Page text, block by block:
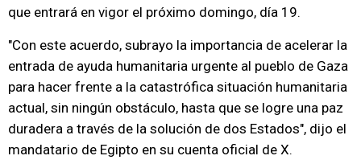
que entrará en vigor el próximo domingo, día 19.
"Con este acuerdo, subrayo la importancia de acelerar la
entrada de ayuda humanitaria urgente al pueblo de Gaza
para hacer frente a la catastrófica situación humanitaria
actual, sin ningún obstáculo, hasta que se logre una paz
duradera a través de la solución de dos Estados", dijo el
mandatario de Egipto en su cuenta oficial de X.